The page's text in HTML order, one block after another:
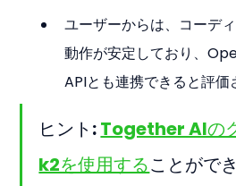
ユーザーからは、コーデ
動作が安定しており、
APIとも連携できると評価
ヒント: Together AIの
k2を使用することがで